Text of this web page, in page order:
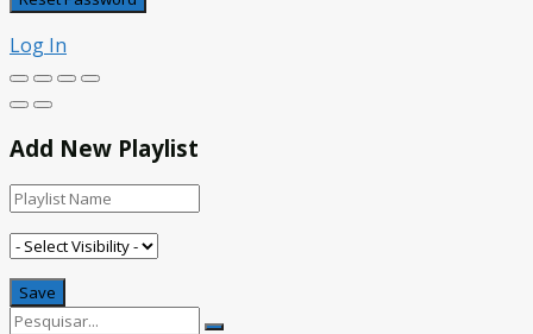
Log In
Add New Playlist